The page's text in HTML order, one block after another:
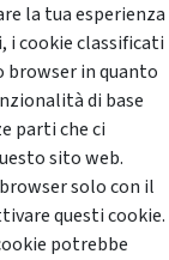
la tua esperienza
i cookie classificati
browser in quanto
di base
parti che ci
sito web.
solo con il
questi cookie.
potrebbe